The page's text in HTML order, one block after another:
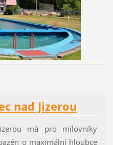
nad Jizerou
má pro milovníky
o maximální hloubce